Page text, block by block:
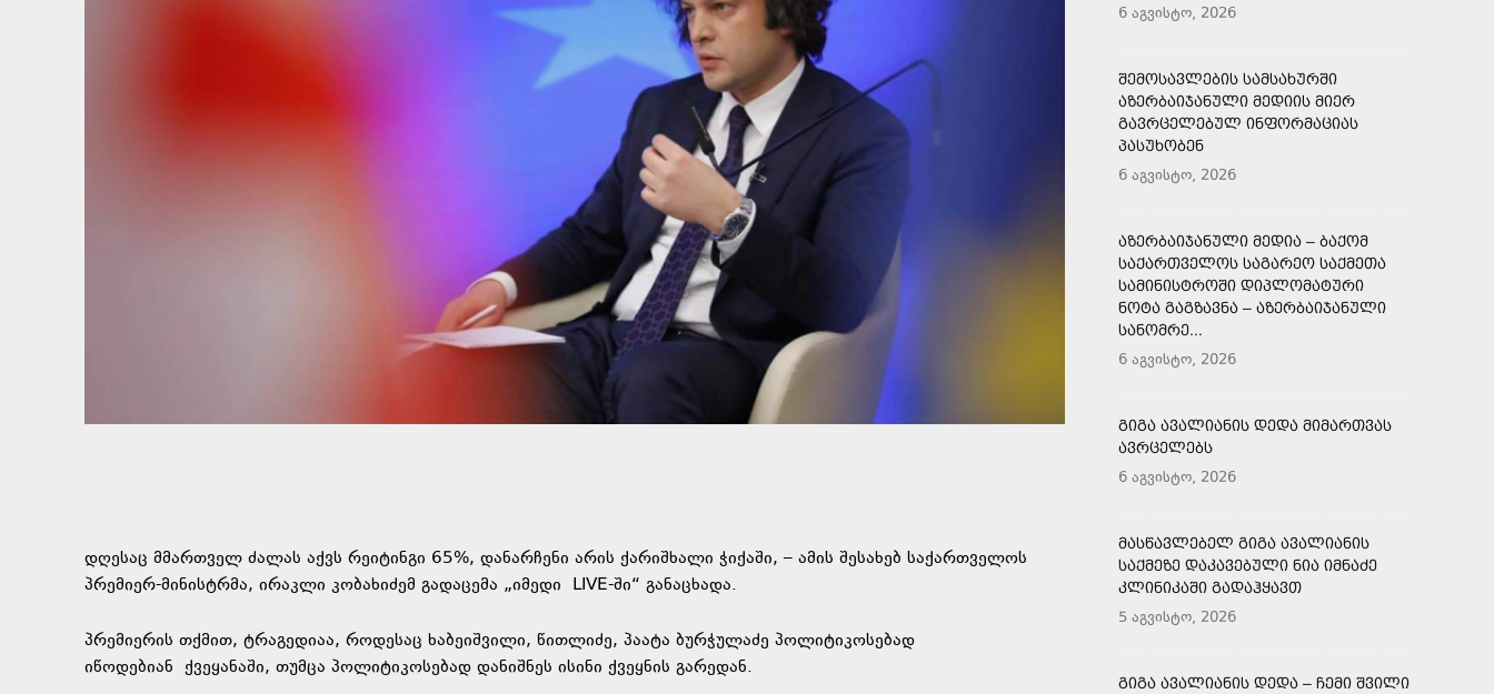
დღესაც მმართველ ძალას აქვს რეიტინგი 65%, დანარჩენი არის ქარიშხალი ჭიქაში, – ამის შესახებ საქართველოს
პრემიერ-მინისტრმა, ირაკლი კობახიძემ გადაცემა „იმედი LIVE-ში“ განაცხადა.
პრემიერის თქმით, ტრაგედიაა, როდესაც ხაბეიშვილი, წითლიძე, პაატა ბურჭულაძე პოლიტიკოსებად
იწოდებიან ქვეყანაში, თუმცა პოლიტიკოსებად დანიშნეს ისინი ქვეყნის გარედან.
6 აგვისტო, 2026
ᲨᲔᲛᲝᲡᲐᲕᲚᲔᲑᲘᲡ ᲡᲐᲛᲡᲐᲮᲣᲠᲨᲘ
ᲐᲖᲔᲠᲑᲐᲘᲯᲐᲜᲣᲚᲘ ᲛᲔᲓᲘᲘᲡ ᲛᲘᲔᲠ
ᲒᲐᲕᲠᲪᲔᲚᲔᲑᲣᲚ ᲘᲜᲤᲝᲠᲛᲐᲪᲘᲐᲡ
ᲞᲐᲡᲣᲮᲝᲑᲔᲜ
6 აგვისტო, 2026
ᲐᲖᲔᲠᲑᲐᲘᲯᲐᲜᲣᲚᲘ ᲛᲔᲓᲘᲐ – ᲑᲐᲥᲝᲛ
ᲡᲐᲥᲐᲠᲗᲕᲔᲚᲝᲡ ᲡᲐᲒᲐᲠᲔᲝ ᲡᲐᲥᲛᲔᲗᲐ
ᲡᲐᲛᲘᲜᲘᲡᲢᲠᲝᲨᲘ ᲓᲘᲞᲚᲝᲛᲐᲢᲣᲠᲘ
ᲜᲝᲢᲐ ᲒᲐᲒᲖᲐᲕᲜᲐ – ᲐᲖᲔᲠᲑᲐᲘᲯᲐᲜᲣᲚᲘ
ᲡᲐᲜᲝᲛᲠᲔ...
6 აგვისტო, 2026
ᲒᲘᲒᲐ ᲐᲕᲐᲚᲘᲐᲜᲘᲡ ᲓᲔᲓᲐ ᲛᲘᲛᲐᲠᲗᲕᲐᲡ
ᲐᲕᲠᲪᲔᲚᲔᲑᲡ
6 აგვისტო, 2026
ᲛᲐᲡᲬᲐᲕᲚᲔᲑᲔᲚ ᲒᲘᲒᲐ ᲐᲕᲐᲚᲘᲐᲜᲘᲡ
ᲡᲐᲥᲛᲔᲖᲔ ᲓᲐᲙᲐᲕᲔᲑᲣᲚᲘ ᲜᲘᲐ ᲘᲛᲜᲐᲫᲔ
ᲙᲚᲘᲜᲘᲙᲐᲨᲘ ᲒᲐᲓᲐᲰᲧᲐᲕᲗ
5 აგვისტო, 2026
ᲒᲘᲒᲐ ᲐᲕᲐᲚᲘᲐᲜᲘᲡ ᲓᲔᲓᲐ – ᲩᲔᲛᲘ ᲨᲕᲘᲚᲘ